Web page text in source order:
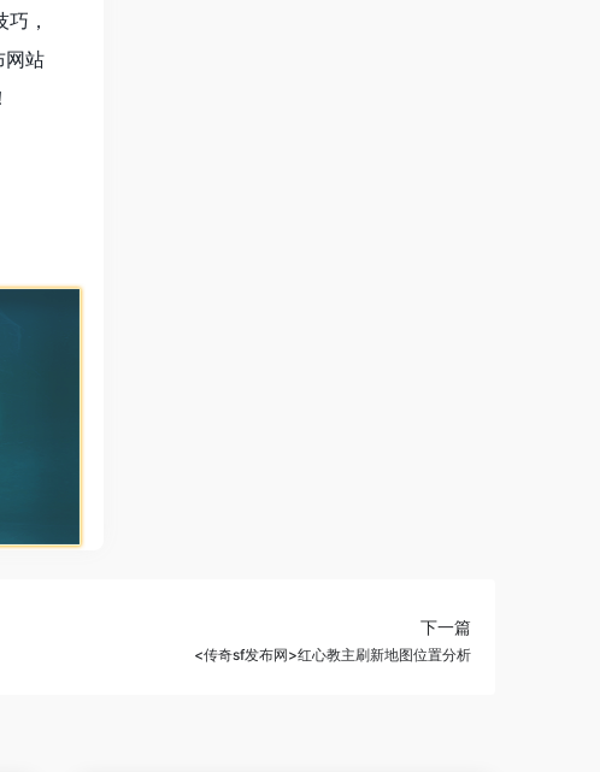
，
网站
下一篇
<传奇sf发布网>红心教主刷新地图位置分析